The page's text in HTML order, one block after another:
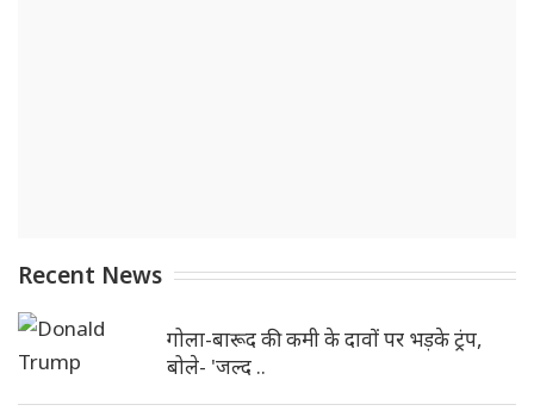
Recent News
गोला-बारूद की कमी के दावों पर भड़के ट्रंप,
बोले- 'जल्द ..